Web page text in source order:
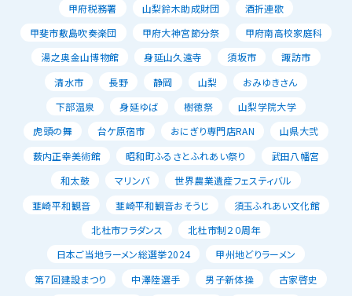
甲府税務署
山梨鈴木助成財団
酒折連歌
甲斐市敷島吹奏楽団
甲府大神宮節分祭
甲府南高校家庭科
湯之奥金山博物館
身延山久遠寺 須坂市
諏訪市
清水市
長野 静岡 山梨
おみゆきさん
下部温泉
身延ゆば 樹徳祭
山梨学院大学
虎頭の舞
台ケ原宿市 おにぎり専門店RAN
山県大弐
薮内正幸美術館
昭和町ふるさとふれあい祭り
武田八幡宮
和太鼓
マリンバ
世界農業遺産フェスティバル
韮崎平和観音
韮崎平和観音おそうじ
須玉ふれあい文化館
北杜市フラダンス
北杜市制２０周年
日本ご当地ラーメン総選挙2024
甲州地どりラーメン
第７回建設まつり
中澤陸選手 男子新体操
古家啓史